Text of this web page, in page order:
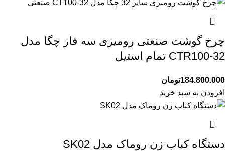
چرخ گوشت صنعتی رومیزی سه فاز چگا مدل
CTR100-32 تمام استیل
184.800.000تومان
افزودن به سبد خرید
دستگاه کباب زن روماک مدل SK02